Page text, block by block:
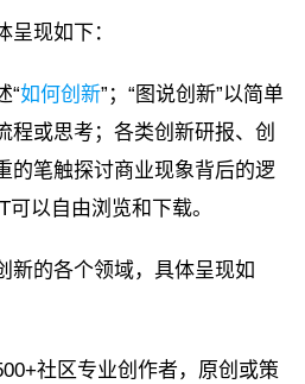
现如下：
“如何创新”；“图说创新”以简单
程或思考；各类创新研报、创
的笔触探讨商业现象背后的逻
以自由浏览和下载。
新的各个领域，具体呈现如
社区专业创作者，原创或策